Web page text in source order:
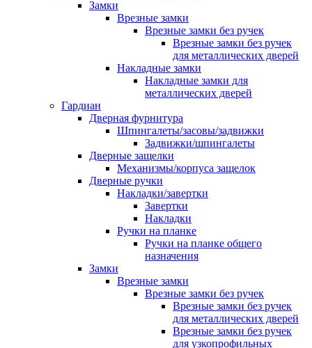
Замки
Врезные замки
Врезные замки без ручек
Врезные замки без ручек
для металлических дверей
Накладные замки
Накладные замки для
металлических дверей
Гардиан
Дверная фурнитура
Шпингалеты/засовы/задвижки
Задвижки/шпингалеты
Дверные защелки
Механизмы/корпуса защелок
Дверные ручки
Накладки/завертки
Завертки
Накладки
Ручки на планке
Ручки на планке общего
назначения
Замки
Врезные замки
Врезные замки без ручек
Врезные замки без ручек
для металлических дверей
Врезные замки без ручек
для узкопрофильных